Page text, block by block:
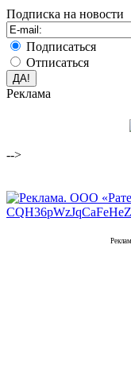
Подписка на новости
Подписаться
Отписаться
Реклама
-->